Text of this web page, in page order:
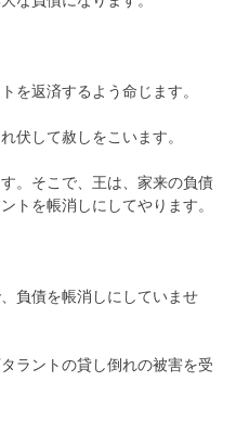
を返済するよう命じます。
伏して赦しをこいます。
。そこで、王は、家来の負債
トを帳消しにしてやります。
負債を帳消しにしていませ
ラントの貸し倒れの被害を受